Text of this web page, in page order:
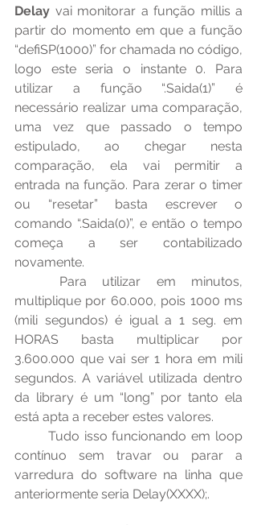
Delay vai monitorar a função millis a
partir do momento em que a função
“defiSP(1000)” for chamada no código,
logo este seria o instante 0. Para
utilizar a função “.Saida(1)” é
necessário realizar uma comparação,
uma vez que passado o tempo
estipulado, ao chegar nesta
comparação, ela vai permitir a
entrada na função. Para zerar o timer
ou “resetar” basta escrever o
comando “.Saida(0)”, e então o tempo
começa a ser contabilizado
novamente.
multiplique por 60.000, pois 1000 ms
(mili segundos) é igual a 1 seg. em
HORAS basta multiplicar por
3.600.000 que vai ser 1 hora em mili
segundos. A variável utilizada dentro
da library é um “long” por tanto ela
está apta a receber estes valores.
contínuo sem travar ou parar a
varredura do software na linha que
anteriormente seria Delay(XXXX);.